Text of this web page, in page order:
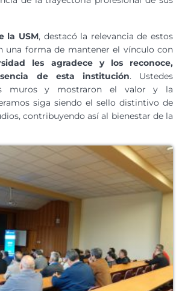
la USM, destacó la relevancia de estos
una forma de mantener el vínculo con
les agradece y los reconoce,
de esta institución. Ustedes
muros y mostraron el valor y la
siga siendo el sello distintivo de
contribuyendo así al bienestar de la